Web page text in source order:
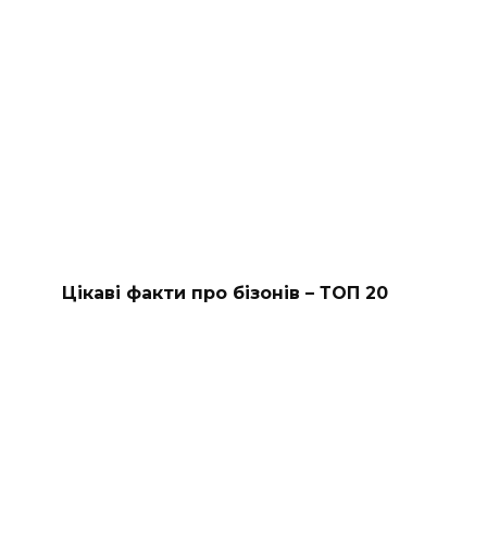
Цікаві факти про бізонів – ТОП 20